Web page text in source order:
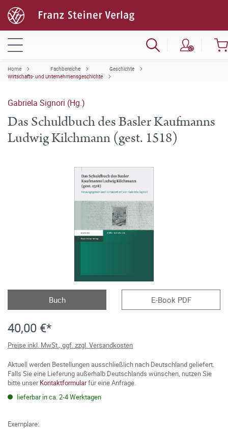
Home Fachbereiche
Geschichte
Wirtschafts- und Unternehmensgeschichte
Gabriela Signori (Hg.)
Das Schuldbuch des Basler Kaufmanns
Ludwig Kilchmann (gest. 1518)
Buch E-Book PDF
40,00 €*
Preise inkl. MwSt., ggf. zzgl. Versandkosten
Aktuell werden Bestellungen ausschließlich nach Deutschland geliefert.
Falls Sie eine Lieferung außerhalb Deutschlands wünschen, nutzen Sie
bitte unserKontaktformularfür eine Anfrage.
lieferbar in ca. 2-4 Werktagen
Exemplare: